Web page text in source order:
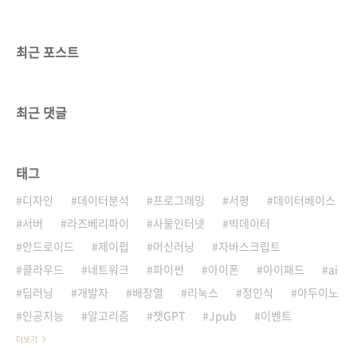
최근 포스트
최근 댓글
태그
디자인 데이터분석 프로그래밍 서평
데이터베이스
서버
라즈베리파이 사물인터넷
빅데이터
안드로이드
제이펍 머신러닝
자바스크립트
클라우드
네트워크 파이썬 아이폰 아이패드
ai
딥러닝
개발자 배장열 리눅스 정인식
아두이노
인공지능
알고리즘 챗GPT Jpub 이벤트
더보기